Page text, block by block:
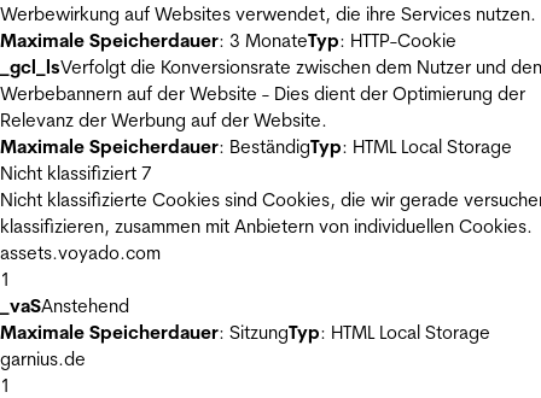
Werbewirkung auf Websites verwendet, die ihre Services nutzen.
Maximale Speicherdauer: 3 MonateTyp: HTTP-Cookie
_gcl_lsVerfolgt die Konversionsrate zwischen dem Nutzer und den
Werbebannern auf der Website - Dies dient der Optimierung der
Relevanz der Werbung auf der Website.
Maximale Speicherdauer: BeständigTyp: HTML Local Storage
Nicht klassifiziert 7
Nicht klassifizierte Cookies sind Cookies, die wir gerade
klassifizieren, zusammen mit Anbietern von individuellen Cookies.
assets.voyado.com
1
_vaSAnstehend
Maximale Speicherdauer: SitzungTyp: HTML Local Storage
garnius.de
1